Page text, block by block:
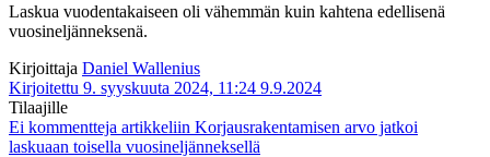
Laskua vuodentakaiseen oli vähemmän kuin kahtena edellisenä
vuosineljänneksenä.
Kirjoittaja Daniel Wallenius
Kirjoitettu 9. syyskuuta 2024, 11:24 9.9.2024
Tilaajille
Ei kommentteja artikkeliin Korjausrakentamisen arvo jatkoi
laskuaan toisella vuosineljänneksellä